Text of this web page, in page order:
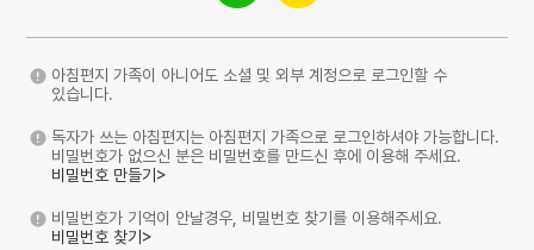
아침편지 가족이 아니어도 소셜 및 외부 계정으로 로그인할 수
있습니다.
독자가 쓰는 아침편지는 아침편지 가족으로 로그인하셔야 가능합니다.
비밀번호가 없으신 분은 비밀번호를 만드신 후에 이용해 주세요.
비밀번호 만들기>
비밀번호가 기억이 안날경우, 비밀번호 찾기를 이용해주세요.
비밀번호 찾기>